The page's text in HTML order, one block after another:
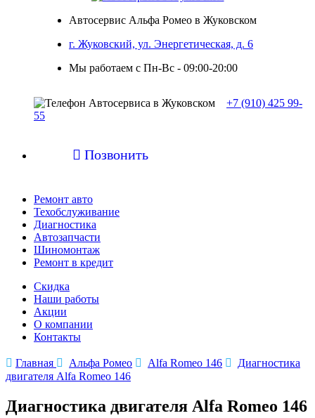
Автосервис Альфа Ромео в Жуковском
г. Жуковский, ул. Энергетическая, д. 6
Мы работаем с Пн-Вc - 09:00-20:00
+7 (910) 425 99-
55
 Позвонить
Ремонт авто
Техобслуживание
Диагностика
Автозапчасти
Шиномонтаж
Ремонт в кредит
Скидка
Наши работы
Акции
О компании
Контакты
 Главная  Альфа Ромео  Alfa Romeo 146 
Диагностика
двигателя Alfa Romeo 146
Диагностика двигателя Alfa Romeo 146